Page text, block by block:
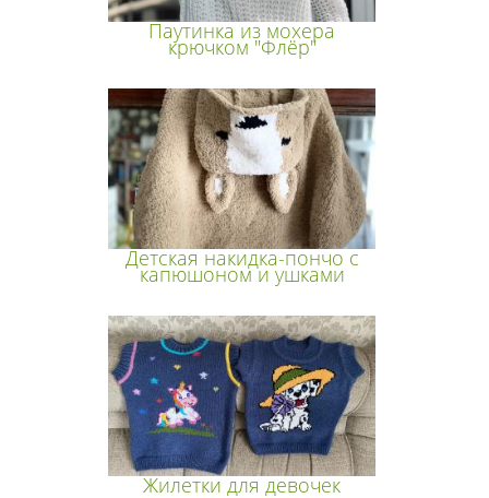
Паутинка из мохера
крючком "Флёр"
Детская накидка-пончо с
капюшоном и ушками
Жилетки для девочек